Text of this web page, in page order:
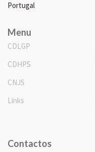
Portugal
Menu
CDLGP
CDHPS
CNJS
Links
Contactos